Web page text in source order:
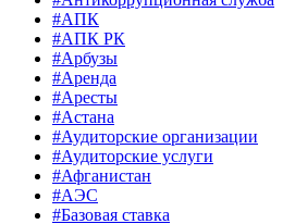
#АПК
#АПК РК
#Арбузы
#Аренда
#Аресты
#Астана
#Аудиторские организации
#Аудиторские услуги
#Афганистан
#АЭС
#Базовая ставка